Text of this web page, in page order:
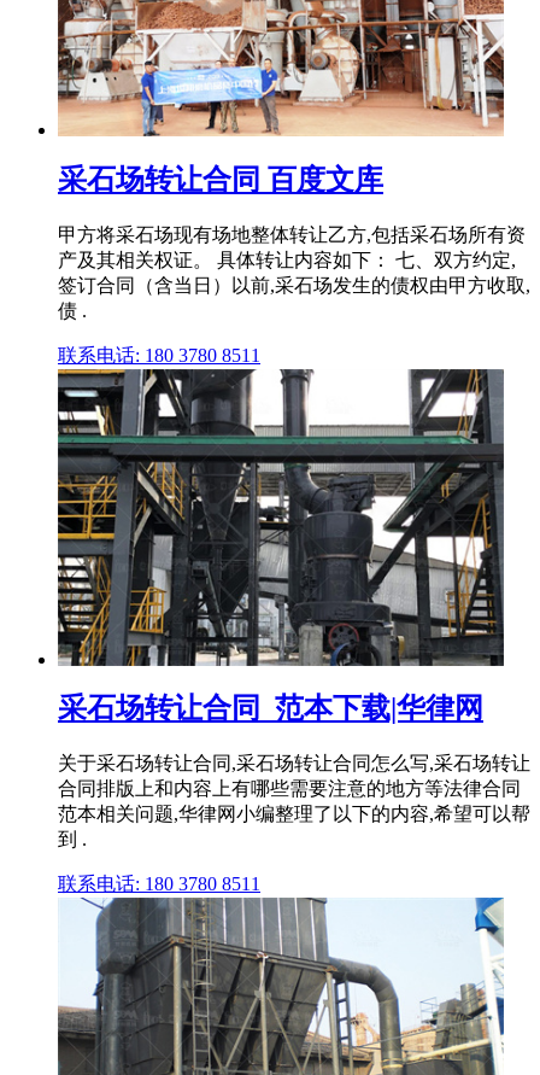
采石场转让合同 百度文库
甲方将采石场现有场地整体转让乙方,包括采石场所有资
产及其相关权证。 具体转让内容如下： 七、双方约定,
签订合同（含当日）以前,采石场发生的债权由甲方收取,
债 .
联系电话: 180 3780 8511
采石场转让合同_范本下载|华律网
关于采石场转让合同,采石场转让合同怎么写,采石场转让
合同排版上和内容上有哪些需要注意的地方等法律合同
范本相关问题,华律网小编整理了以下的内容,希望可以帮
到 .
联系电话: 180 3780 8511